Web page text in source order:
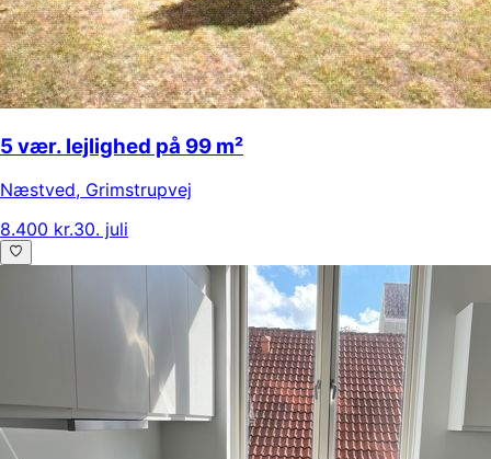
5 vær. lejlighed på 99 m²
Næstved, Grimstrupvej
8.400 kr.30. juli